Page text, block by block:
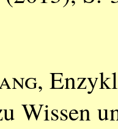
,
Wissen